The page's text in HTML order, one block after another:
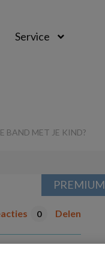
Service
BAND MET JE KIND?
0 Delen
of
PREMIUM